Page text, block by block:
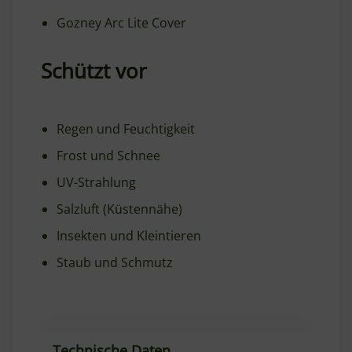
Gozney Arc Lite Cover
Schützt vor
Regen und Feuchtigkeit
Frost und Schnee
UV-Strahlung
Salzluft (Küstennähe)
Insekten und Kleintieren
Staub und Schmutz